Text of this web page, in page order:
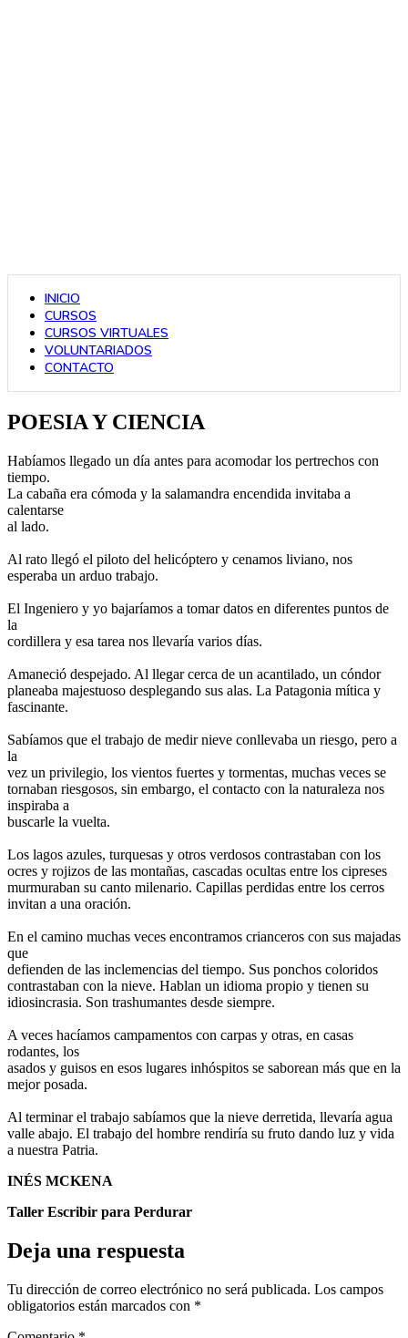
INICIO
CURSOS
CURSOS VIRTUALES
VOLUNTARIADOS
CONTACTO
POESIA Y CIENCIA
Habíamos llegado un día antes para acomodar los pertrechos con
tiempo.
La cabaña era cómoda y la salamandra encendida invitaba a
calentarse
al lado.
Al rato llegó el piloto del helicóptero y cenamos liviano, nos
esperaba un arduo trabajo.
El Ingeniero y yo bajaríamos a tomar datos en diferentes puntos de
la
cordillera y esa tarea nos llevaría varios días.
Amaneció despejado. Al llegar cerca de un acantilado, un cóndor
planeaba majestuoso desplegando sus alas. La Patagonia mítica y
fascinante.
Sabíamos que el trabajo de medir nieve conllevaba un riesgo, pero a
la
vez un privilegio, los vientos fuertes y tormentas, muchas veces se
tornaban riesgosos, sin embargo, el contacto con la naturaleza nos
inspiraba a
buscarle la vuelta.
Los lagos azules, turquesas y otros verdosos contrastaban con los
ocres y rojizos de las montañas, cascadas ocultas entre los cipreses
murmuraban su canto milenario. Capillas perdidas entre los cerros
invitan a una oración.
En el camino muchas veces encontramos crianceros con sus majadas
que
defienden de las inclemencias del tiempo. Sus ponchos coloridos
contrastaban con la nieve. Hablan un idioma propio y tienen su
idiosincrasia. Son trashumantes desde siempre.
A veces hacíamos campamentos con carpas y otras, en casas
rodantes, los
asados y guisos en esos lugares inhóspitos se saborean más que en la
mejor posada.
Al terminar el trabajo sabíamos que la nieve derretida, llevaría agua
valle abajo. El trabajo del hombre rendiría su fruto dando luz y vida
a nuestra Patria.
INÉS MCKENA
Taller Escribir para Perdurar
Deja una respuesta
Tu dirección de correo electrónico no será publicada. Los campos
obligatorios están marcados con *